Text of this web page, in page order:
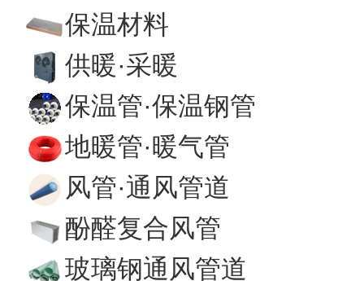
保温材料
供暖·采暖
保温管·保温钢管
地暖管·暖气管
风管·通风管道
酚醛复合风管
玻璃钢通风管道